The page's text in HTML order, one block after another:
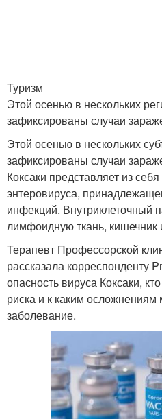
Туризм
Этой осенью в нескольких
зафиксированы случаи
Этой осенью в нескольких
зафиксированы случаи
Коксаки представляет из
энтеровируса,
инфекций. Внутриклеточный
лимфоидную ткань, кишечник
Терапевт Профессорской
рассказала корреспонденту
опасность вируса Коксаки,
риска и к каким осложнениям
заболевание.